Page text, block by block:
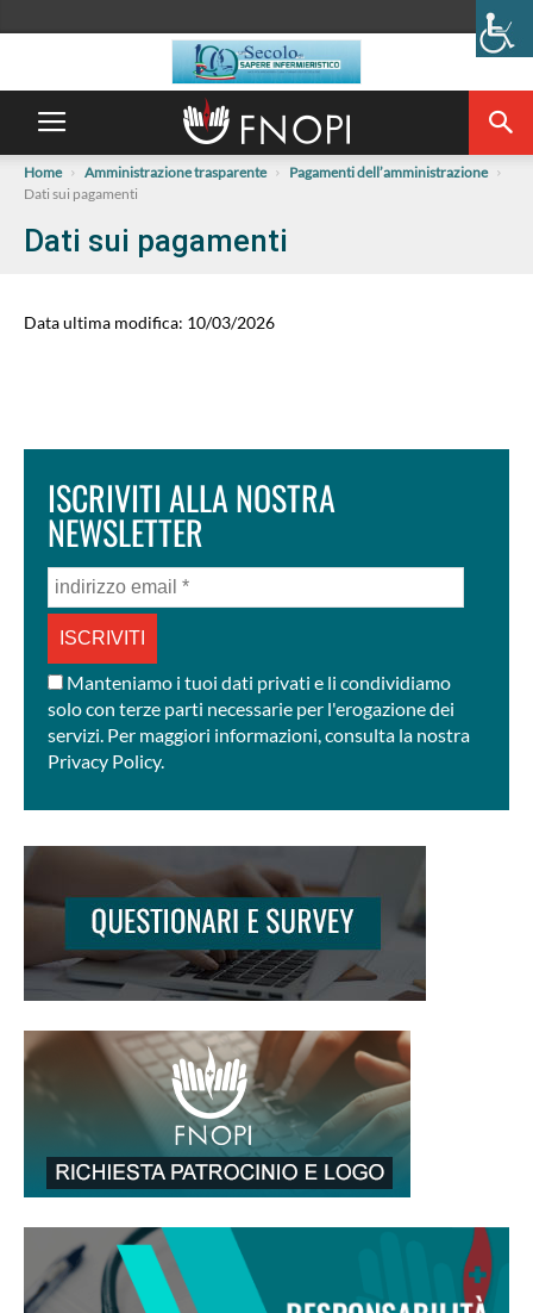
Home Amministrazione trasparente
Pagamenti dell’amministrazione
Dati sui pagamenti
Dati sui pagamenti
Data ultima modifica: 10/03/2026
ISCRIVITI ALLA NOSTRA
NEWSLETTER
indirizzo
email
Manteniamo i tuoi dati privati e li condividiamo
solo con terze parti necessarie per l'erogazione dei
servizi. Per maggiori informazioni, consulta la nostra
Privacy Policy.